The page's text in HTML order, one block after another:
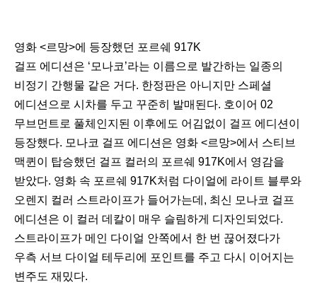
영화 <르망>에 등장했던 포르쉐 917K
걸프 에디션은 ‘모나코’라는 이름으로 발간하는 일종의
비정기 간행물 같은 거다. 한정판은 아니지만 스페셜
에디션으로 시차를 두고 꾸준히 발매된다. 호이어 02
무브먼트로 풀체인지된 이후에도 어김없이 걸프 에디션이
등장했다. 모나코 걸프 에디션은 영화 <르망>에서 스티브
맥퀸이 탑승했던 걸프 컬러의 포르쉐 917K에서 영감을
받았다. 영화 속 포르쉐 917K처럼 다이얼에 라이트 블루와
오렌지 컬러 스트라이프가 들어가는데, 최신 모나코 걸프
에디션은 이 컬러 데칼이 매우 슬림하게 디자인되었다.
스트라이프가 메인 다이얼 안쪽에서 한 번 끊어졌다가
우측 서브 다이얼 테두리에 포인트를 주고 다시 이어지는
변주도 재밌다.